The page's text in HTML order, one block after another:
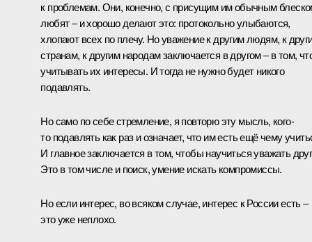
к проблемам. Они, конечно, с присущим им обычным
любят – и хорошо делают это: протокольно улыбаются,
хлопают всех по плечу. Но уважение к другим людям, к
странам, к другим народам заключается в другом – в том,
учитывать их интересы. И тогда не нужно будет никого
подавлять.
Но само по себе стремление, я повторю эту мысль, кого-
то подавлять как раз и означает, что им есть ещё чему
И главное заключается в том, чтобы научиться уважать
Это в том числе и поиск, умение искать компромиссы.
Но если интерес, во всяком случае, интерес к России есть –
это уже неплохо.